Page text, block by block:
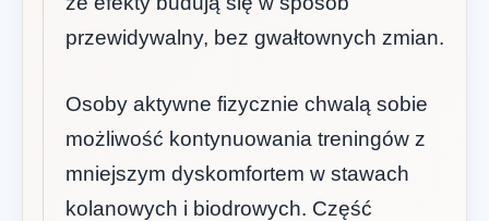
przewidywalny, bez gwałtownych zmian.
Osoby aktywne fizycznie chwalą sobie
możliwość kontynuowania treningów z
mniejszym dyskomfortem w stawach
kolanowych i biodrowych. Część